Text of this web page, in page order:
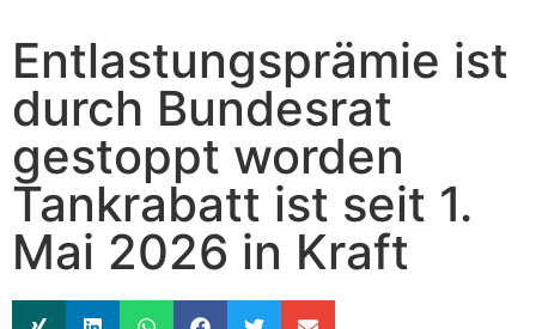
Entlastungsprämie ist
durch Bundesrat
gestoppt worden
Tankrabatt ist seit 1.
Mai 2026 in Kraft